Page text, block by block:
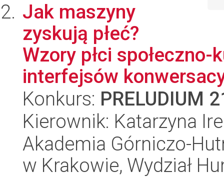
Jak maszyny
zyskują płeć?
Wzory płci
interfejsów
Konkurs: PRELUDIUM
Kierownik: Katarzyna
Akademia Górniczo-
w Krakowie, Wydział